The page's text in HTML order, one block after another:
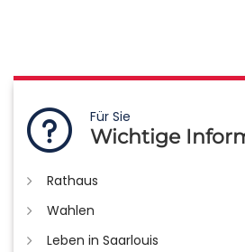
Für Sie
Wichtige
Rathaus
Wahlen
Leben in Saarlouis